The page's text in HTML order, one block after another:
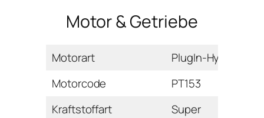
Motor & Getriebe
Motorart
PlugIn-Hybrid
Motorcode
PT153
Kraftstoffart
Super